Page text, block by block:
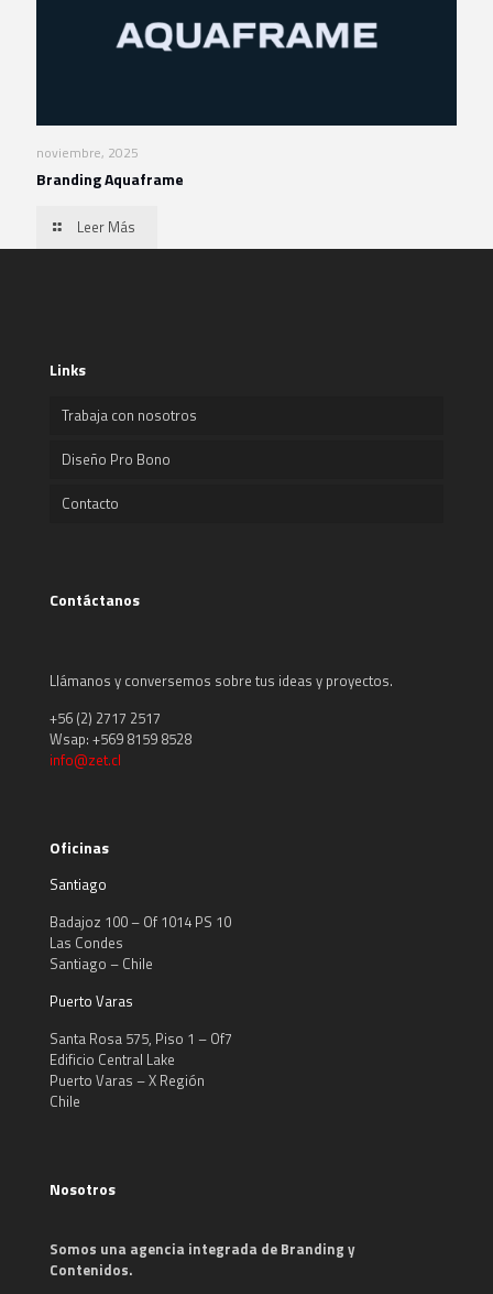
noviembre, 2025
Branding Aquaframe
Leer Más
Links
Trabaja con nosotros
Diseño Pro Bono
Contacto
Contáctanos
Llámanos y conversemos sobre tus ideas y proyectos.
+56 (2) 2717 2517
Wsap: +569 8159 8528
info@zet.cl
Oficinas
Santiago
Badajoz 100 – Of 1014 PS 10
Las Condes
Santiago – Chile
Puerto Varas
Santa Rosa 575, Piso 1 – Of7
Edificio Central Lake
Puerto Varas – X Región
Chile
Nosotros
Somos una agencia integrada de Branding y
Contenidos.